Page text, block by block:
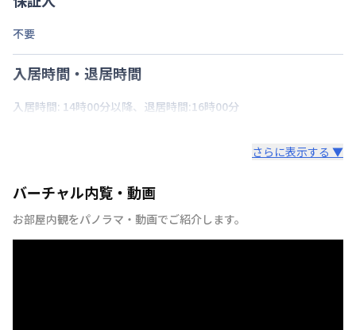
不要
入居時間・退居時間
入居時間: 14時00分以降、退居時間:16時00分
さらに表示する ▼
バーチャル内覧・動画
お部屋内観をパノラマ・動画でご紹介します。